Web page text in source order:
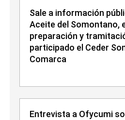
Sale a información
Aceite del Somontano,
preparación y
participado el Ceder
Comarca
Entrevista a Ofycumi